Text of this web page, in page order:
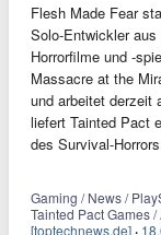
Flesh Made Fear
Solo-Entwickler
Horrorfilme und -
Massacre at the
und arbeitet derzeit
liefert Tainted Pact
des Survival-
Gaming / News /
Tainted Pact Games
[toptechnews.de] ·